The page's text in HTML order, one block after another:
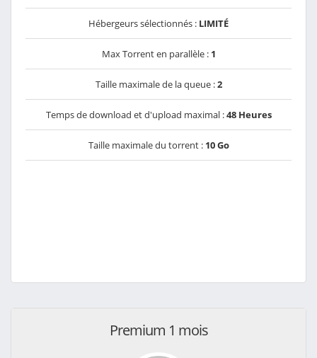
Hébergeurs sélectionnés : LIMITÉ
Max Torrent en parallèle : 1
Taille maximale de la queue :2
Temps de download et d'upload maximal :48 Heures
Taille maximale du torrent : 10 Go
Premium 1 mois